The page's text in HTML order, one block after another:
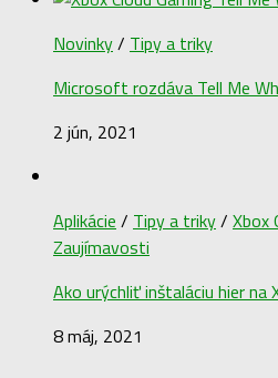
Novinky/ Tipy a triky
Microsoft rozdáva Tell Me
2 jún, 2021
Aplikácie / Tipy a triky/ Xbox
Zaujímavosti
Ako urýchliť inštaláciu hier na
8 máj, 2021